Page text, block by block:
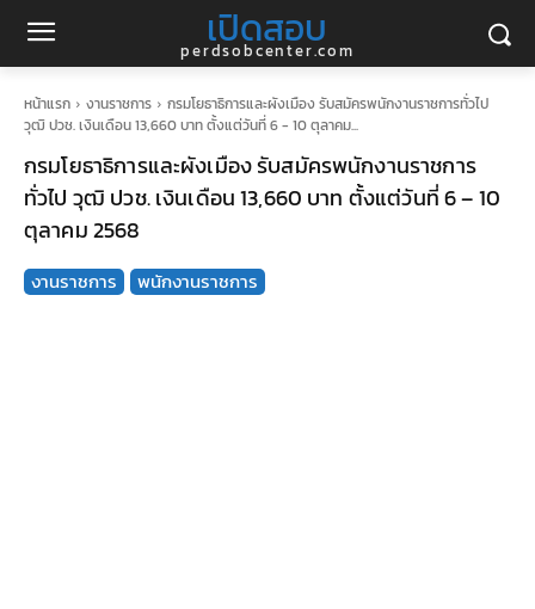
เปิดสอบ
perdsobcenter.com
หน้าแรก งานราชการ
กรมโยธาธิการและผังเมือง รับสมัครพนักงานราชการทั่วไป
วุฒิ ปวช. เงินเดือน 13,660 บาท ตั้งแต่วันที่ 6 - 10 ตุลาคม...
กรมโยธาธิการและผังเมือง รับสมัครพนักงานราชการ
ทั่วไป วุฒิ ปวช. เงินเดือน 13,660 บาท ตั้งแต่วันที่ 6 – 10
ตุลาคม 2568
งานราชการ พนักงานราชการ